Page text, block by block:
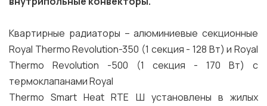
Квартирные радиаторы – алюминиевые секционные
Royal Thermo Revolution-350 (1 ceкция - 128 Вт) и Royal
Thermo Revolution -500 (1 секция - 170 Вт) с
термоклапанами Royal
Thermo Smart Heat RTE Ш установлены в жилых